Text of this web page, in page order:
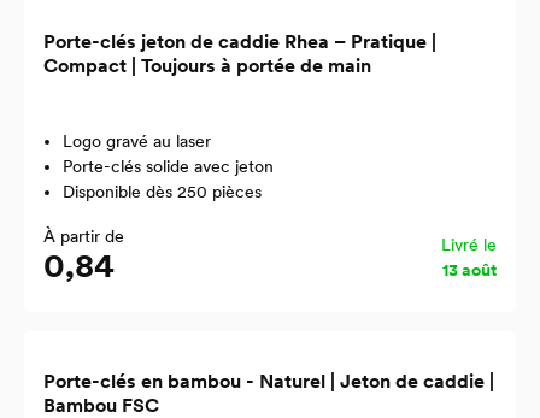
Porte-clés jeton de caddie Rhea – Pratique |
Compact | Toujours à portée de main
Logo gravé au laser
Porte-clés solide avec jeton
Disponible dès 250 pièces
À partir de
0,84
Livré le
13 août
Porte-clés en bambou - Naturel | Jeton de caddie |
Bambou FSC